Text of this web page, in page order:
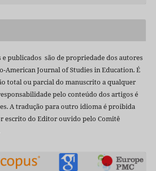
e publicados são de propriedade dos autores
American Journal of Studies in Education. É
total ou parcial do manuscrito a qualquer
pelo conteúdo dos artigos é
A tradução para outro idioma é proibida
escrito do Editor ouvido pelo Comitê